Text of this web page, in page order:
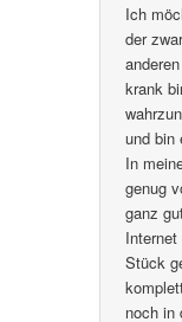
Ich
der
krank
und bin
In
genug
ganz
Stück
noch in